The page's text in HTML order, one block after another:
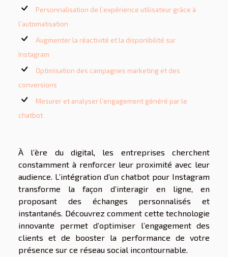
Personnalisation de l’expérience utilisateur grâce à
l’automatisation
Augmenter la réactivité et la disponibilité sur
Instagram
Optimisation des campagnes marketing et des
conversions
Mesurer et analyser l’engagement généré par le
chatbot
À l’ère du digital, les entreprises cherchent
constamment à renforcer leur proximité avec leur
audience. L’intégration d’un chatbot pour Instagram
transforme la façon d’interagir en ligne, en
proposant des échanges personnalisés et
instantanés. Découvrez comment cette technologie
innovante permet d’optimiser l’engagement des
clients et de booster la performance de votre
présence sur ce réseau social incontournable.